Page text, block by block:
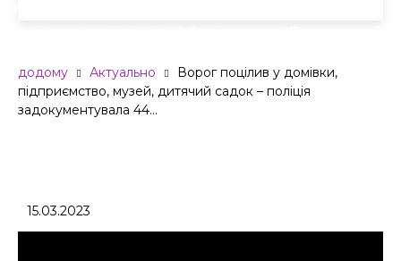
додому Актуально
Ворог поцілив у домівки,
підприємство, музей, дитячий садок – поліція
задокументувала 44...
15.03.2023